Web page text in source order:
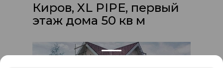
Киров, XL PIPE, первый
этаж дома 50 кв м